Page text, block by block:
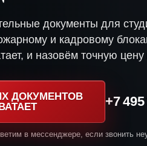
документы для
и кадровому
и назовём точную
ДОКУМЕНТОВ
+7
в мессенджере, если звонить